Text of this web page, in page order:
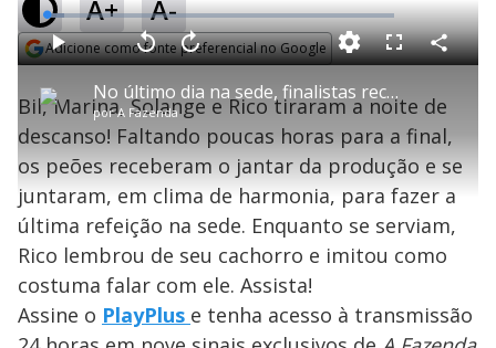
A+ A-
Adicione como fonte preferencial no Google
P
l
a
y
No último dia na sede, finalistas recebem o jantar – A Fazenda 13
porA Fazenda
P V
l
a
r
1
0
e
g
o
s
A
a
n
ç
a
r
1
s
e
u
n
o
s
M
u
L
o
a
d
e
4
.
9
9
%
F
l
s
c
e
n
C
o
a
r
i
l
a
Bil, Marina, Solange e Rico tiraram a noite de
descanso! Faltando poucas horas para a final,
os peões receberam o jantar da produção e se
juntaram, em clima de harmonia, para fazer a
última refeição na sede. Enquanto se serviam,
Rico lembrou de seu cachorro e imitou como
costuma falar com ele. Assista!
Assine o PlayPlus e tenha acesso à transmissão